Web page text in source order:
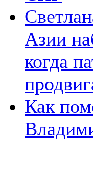
Азии
когда
Как